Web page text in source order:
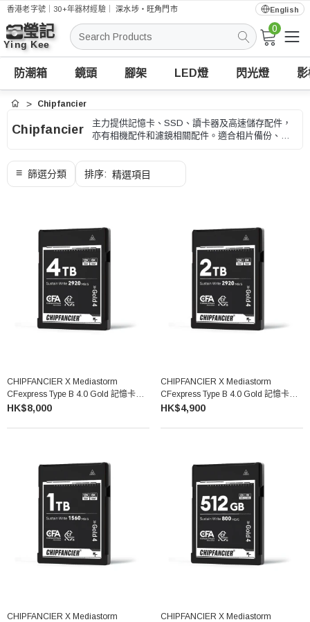
香港老字號｜30+年器材經驗｜深水埗・旺角門市 English
搜
索
0
防潮箱 鏡頭 腳架 LED燈 閃光燈
首頁 Chipfancier
Chipfancier
主力提供記憶卡、SSD、讀卡器及高速儲存配件，
亦有相機配件和濾鏡相關配件。適合相片備份、
級別和相機兼容性、型號和用途核對。
CHIPFANCIER X Mediastorm
CFexpress Type B 4.0 Gold 記憶卡
(4TB)
HK$8,000
CHIPFANCIER X Mediastorm
CFexpress Type B 4.0 Gold 記憶卡
(2TB)
HK$4,900
CHIPFANCIER X Mediastorm
CHIPFANCIER X Mediastorm